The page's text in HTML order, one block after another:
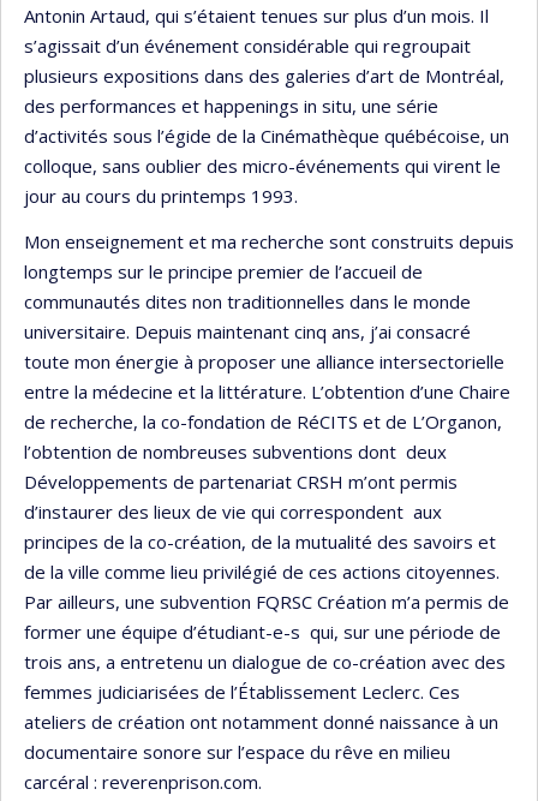
Antonin Artaud, qui s’étaient tenues sur plus d’un mois. Il
s’agissait d’un événement considérable qui regroupait
plusieurs expositions dans des galeries d’art de Montréal,
des performances et happenings in situ, une série
d’activités sous l’égide de la Cinémathèque québécoise, un
colloque, sans oublier des micro-événements qui virent le
jour au cours du printemps 1993.
Mon enseignement et ma recherche sont construits depuis
longtemps sur le principe premier de l’accueil de
communautés dites non traditionnelles dans le monde
universitaire. Depuis maintenant cinq ans, j’ai consacré
toute mon énergie à proposer une alliance intersectorielle
entre la médecine et la littérature. L’obtention d’une Chaire
de recherche, la co-fondation de RéCITS et de L’Organon,
l’obtention de nombreuses subventions dont deux
Développements de partenariat CRSH m’ont permis
d’instaurer des lieux de vie qui correspondent aux
principes de la co-création, de la mutualité des savoirs et
de la ville comme lieu privilégié de ces actions citoyennes.
Par ailleurs, une subvention FQRSC Création m’a permis de
former une équipe d’étudiant-e-s qui, sur une période de
trois ans, a entretenu un dialogue de co-création avec des
femmes judiciarisées de l’Établissement Leclerc. Ces
ateliers de création ont notamment donné naissance à un
documentaire sonore sur l’espace du rêve en milieu
carcéral : reverenprison.com.